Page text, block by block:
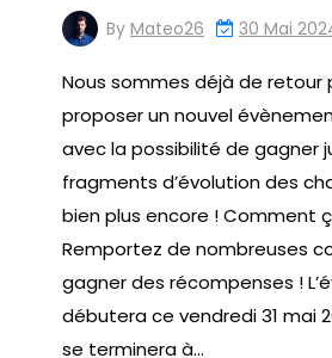
By Mateo26 30 Mai
Nous sommes déjà de retour
proposer un nouvel
avec la possibilité de gagner
fragments d’évolution des
bien plus encore ! Comment
Remportez de nombreuses
gagner des récompenses !
débutera ce vendredi 31 mai
se terminera à…